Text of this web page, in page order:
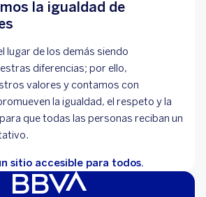
la igualdad de
lugar de los demás siendo
diferencias; por ello,
valores y contamos con
la igualdad, el respeto y la
que todas las personas reciban un
sitio accesible para todos.